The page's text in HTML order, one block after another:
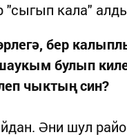
"сыгып кала"
бер
булып
чыктың син?
Әни шул